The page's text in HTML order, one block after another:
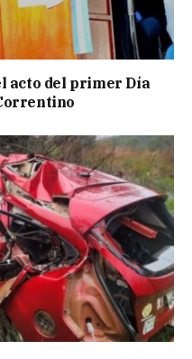
acto del primer Día